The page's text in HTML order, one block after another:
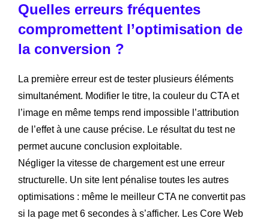
Quelles erreurs fréquentes
compromettent l’optimisation de
la conversion ?
La première erreur est de tester plusieurs éléments
simultanément. Modifier le titre, la couleur du CTA et
l’image en même temps rend impossible l’attribution
de l’effet à une cause précise. Le résultat du test ne
permet aucune conclusion exploitable.
Négliger la vitesse de chargement est une erreur
structurelle. Un site lent pénalise toutes les autres
optimisations : même le meilleur CTA ne convertit pas
si la page met 6 secondes à s’afficher. Les Core Web